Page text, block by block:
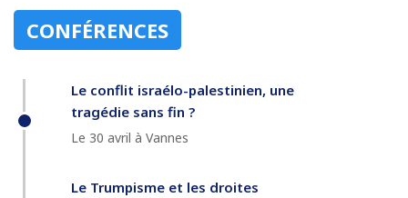
CONFÉRENCES
Le conflit israélo-palestinien, une
tragédie sans fin ?
Le 30 avril à Vannes
Le Trumpisme et les droites